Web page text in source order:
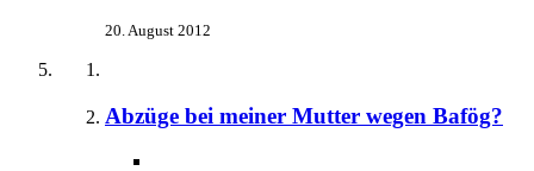
20. August 2012
Abzüge bei meiner Mutter wegen Bafög?